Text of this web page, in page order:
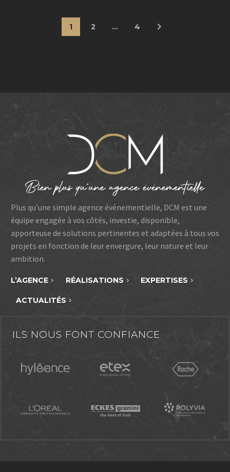
1 2 … 4
Plus qu’une simple agence événementielle, DCM est une
équipe engagée à vos côtés, investie, disponible,
apporteuse de solutions pertinentes et adaptées à tous vos
projets en fonction de leur envergure, leur nature et leur
ambition.
L’AGENCE RÉALISATIONS EXPERTISES
ACTUALITÉS
ILS NOUS FONT CONFIANCE